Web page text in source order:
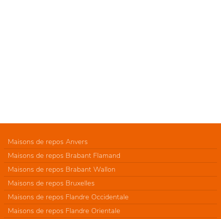
Maisons de repos Anvers
Maisons de repos Brabant Flamand
Maisons de repos Brabant Wallon
Maisons de repos Bruxelles
Maisons de repos Flandre Occidentale
Maisons de repos Flandre Orientale